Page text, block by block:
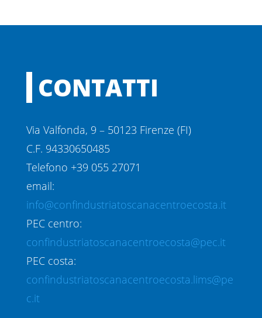
CONTATTI
Via Valfonda, 9 – 50123 Firenze (FI)
C.F. 94330650485
Telefono +39 055 27071
email:
info@confindustriatoscanacentroecosta.it
PEC centro:
confindustriatoscanacentroecosta@pec.it
PEC costa:
confindustriatoscanacentroecosta.lims@pe
c.it